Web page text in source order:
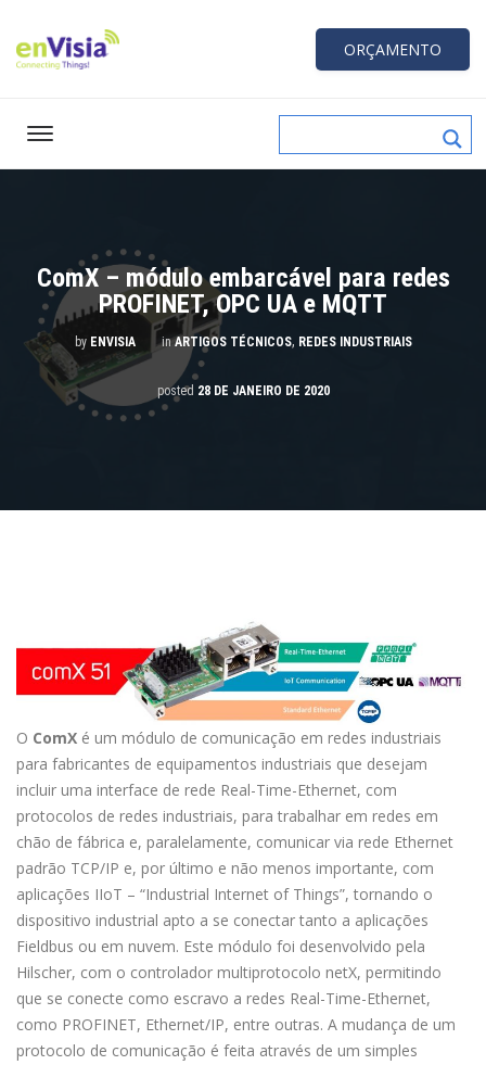
ORÇAMENTO
ComX – módulo embarcável para redes
PROFINET, OPC UA e MQTT
by ENVISIA in ARTIGOS TÉCNICOS, REDES INDUSTRIAIS
posted 28 DE JANEIRO DE 2020
O ComX é um módulo de comunicação em redes industriais
para fabricantes de equipamentos industriais que desejam
incluir uma interface de rede Real-Time-Ethernet, com
protocolos de redes industriais, para trabalhar em redes em
chão de fábrica e, paralelamente, comunicar via rede Ethernet
padrão TCP/IP e, por último e não menos importante, com
aplicações IIoT – “Industrial Internet of Things”, tornando o
dispositivo industrial apto a se conectar tanto a aplicações
Fieldbus ou em nuvem. Este módulo foi desenvolvido pela
Hilscher, com o controlador multiprotocolo netX, permitindo
que se conecte como escravo a redes Real-Time-Ethernet,
como PROFINET, Ethernet/IP, entre outras. A mudança de um
protocolo de comunicação é feita através de um simples